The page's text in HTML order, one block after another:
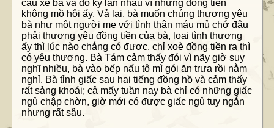
cấu xé bà và đố kỵ lẫn nhau vì những đồng tiền
không mồ hôi ấy. Vả lại, bà muốn chúng thương yêu
bà như một người mẹ với tình thân máu mủ chớ đâu
phải thương yêu đồng tiền của bà, loại tình thương
ấy thì lúc nào chẳng có được, chỉ xoè đồng tiền ra thì
có yêu thương. Bà Tám cảm thấy đói vì nãy giờ suy
nghĩ nhiều, bà vào bếp nấu tô mì gói ăn trưa rồi nằm
nghỉ. Bà tỉnh giấc sau hai tiếng đồng hồ và cảm thấy
rất sảng khoái; cả mấy tuần nay bà chỉ có những giấc
ngủ chập chờn, giờ mới có được giấc ngủ tuy ngắn
nhưng rất sâu.